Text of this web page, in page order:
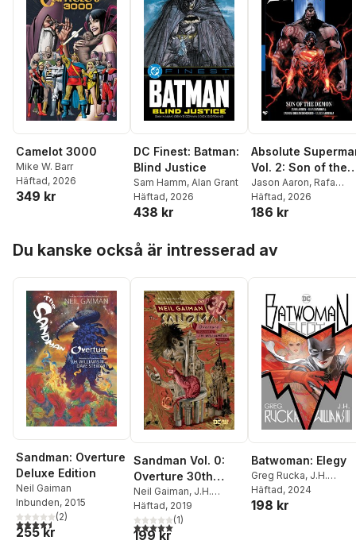
Camelot 3000
Mike W. Barr
Häftad, 2026
349 kr
DC Finest: Batman:
Blind Justice
Sam Hamm, Alan Grant
Häftad, 2026
438 kr
Absolute
Vol. 2: Son of the
Demon
Jason Aaron, Rafa
Sandoval
Häftad, 2026
186 kr
Du kanske också är intresserad av
Sandman: Overture
Deluxe Edition
Neil Gaiman
Inbunden, 2015
4,5utav 5 stjärnor. Totalt antal röster:
(2)
255 kr
Sandman Vol. 0:
Overture 30th
Anniversary Edition
Neil Gaiman, J.H.
Williams III
Häftad, 2019
5,0utav 5 stjärnor. Totalt antal röster:
(1)
199 kr
Batwoman: Elegy
Greg Rucka, J.H.
Williams III
Häftad, 2024
198 kr